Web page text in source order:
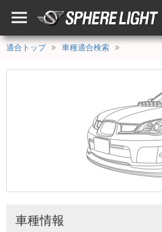
適合トップ 車種適合検索
車種情報